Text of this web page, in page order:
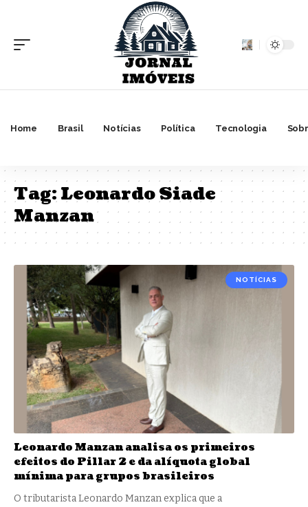
Home Brasil Notícias Política Tecnologia
Tag:Leonardo Siade
Manzan
NOTÍCIAS
Leonardo Manzan analisa os primeiros
efeitos do Pillar 2 e da alíquota global
mínima para grupos brasileiros
O tributarista Leonardo Manzan explica que a